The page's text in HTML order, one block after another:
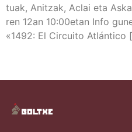
tuak, Anitzak, Aclai eta
ren 12an 10:00etan Info
«1492: El Cir­cui­to Atlántico